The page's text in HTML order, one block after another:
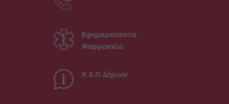
Εφημερεύοντα
Φαρμακεία
Κ.Ε.Π Δήμων